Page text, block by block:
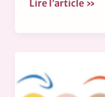
Lire l’article »
démarrer
en